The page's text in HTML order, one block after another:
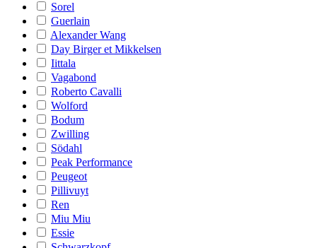
Sorel
Guerlain
Alexander Wang
Day Birger et Mikkelsen
Iittala
Vagabond
Roberto Cavalli
Wolford
Bodum
Zwilling
Södahl
Peak Performance
Peugeot
Pillivuyt
Ren
Miu Miu
Essie